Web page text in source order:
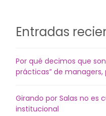
Entradas
Por qué decimos que
prácticas” de
Girando por Salas no es
institucional